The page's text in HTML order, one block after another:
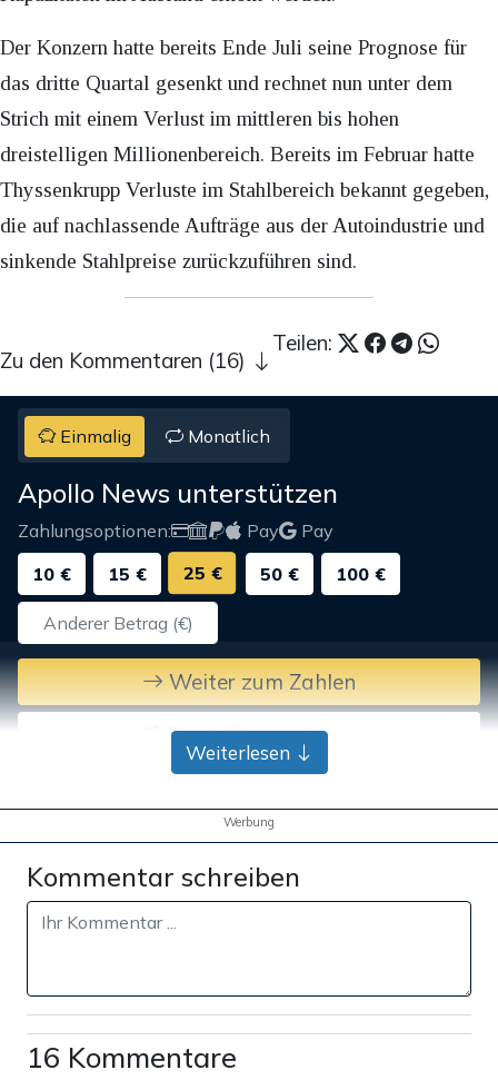
Der Konzern hatte bereits Ende Juli seine Prognose für
das dritte Quartal gesenkt und rechnet nun unter dem
Strich mit einem Verlust im mittleren bis hohen
dreistelligen Millionenbereich. Bereits im Februar hatte
Thyssenkrupp Verluste im Stahlbereich bekannt gegeben,
die auf nachlassende Aufträge aus der Autoindustrie und
sinkende Stahlpreise zurückzuführen sind.
Teilen:
Zu den Kommentaren (16)
Einmalig Monatlich
Apollo News unterstützen
Zahlungsoptionen: Pay
Pay
10 €
15 € 25 € 50 € 100 €
Weiter zum Zahlen
Bank-Überweisung
Weiterlesen
Werbung
Kommentar schreiben
16 Kommentare